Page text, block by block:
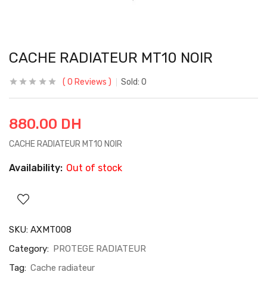
CACHE RADIATEUR MT10 NOIR
0 Reviews Sold: 0
880.00 DH
CACHE RADIATEUR MT10 NOIR
Availability: Out of stock
SKU: AXMT008
Category: PROTEGE RADIATEUR
Tag: Cache radiateur